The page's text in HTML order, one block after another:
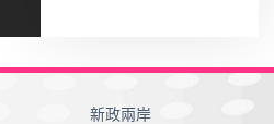
新政兩岸